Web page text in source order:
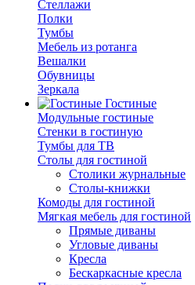
Стеллажи
Полки
Тумбы
Мебель из ротанга
Вешалки
Обувницы
Зеркала
Гостиные
Модульные гостиные
Стенки в гостиную
Тумбы для ТВ
Столы для гостиной
Столики журнальные
Столы-книжки
Комоды для гостиной
Мягкая мебель для гостиной
Прямые диваны
Угловые диваны
Кресла
Бескаркасные кресла